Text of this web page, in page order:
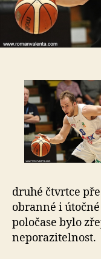
druhé čtvrtce
obranné i
poločase bylo
neporazitelnost.